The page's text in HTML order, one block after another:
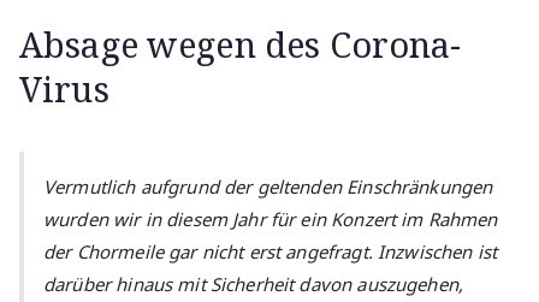
Absage wegen des Corona-
Virus
Vermutlich aufgrund der geltenden Einschränkungen
wurden wir in diesem Jahr für ein Konzert im Rahmen
der Chormeile gar nicht erst angefragt. Inzwischen ist
darüber hinaus mit Sicherheit davon auszugehen,